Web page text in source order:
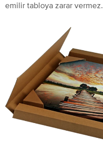
emilir tabloya zarar vermez.